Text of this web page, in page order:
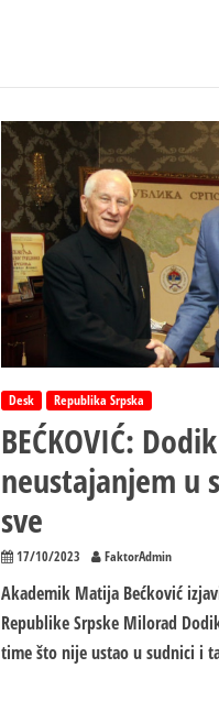
Desk Republika Srpska
BEĆKOVIĆ: Dodik
neustajanjem u
sve
17/10/2023 FaktorAdmin
Akademik Matija Bećković
Republike Srpske Milorad
time što nije ustao u sudnici i